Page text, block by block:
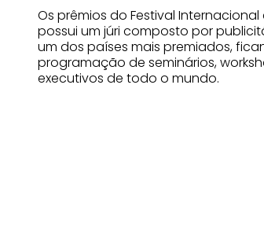
Os prêmios do Festival
possui um júri composto por
um dos países mais premiados,
programação de seminários,
executivos de todo o mundo.